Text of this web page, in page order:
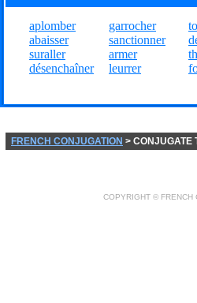
aplomber
abaisser
suraller
désenchaîner
garrocher
sanctionner
armer
leurrer
FRENCH CONJUGATION > CONJUGATE
COPYRIGHT © FRENCH